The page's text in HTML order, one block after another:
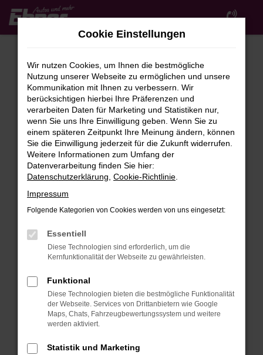
Zum
Hauptinhalt
FEHLER: NETWORK ERROR
Beim Laden ist ein Fehler aufgetreten.
Hier sind ein paar Tipps, die dir helfen können:
Überprüfe deine Firewall und deine
Internetverbindung.
Laden andere Webseiten, zum Beispiel deine
Manche Erweiterungen, wie Werbeblocker,
verhindern. Funktioniert die Seite in einem
anderen Browser oder in einem privaten
Fenster?
Starte dein Gerät neu.
Probleme zu beheben.
Cookie Einstellungen
Wir nutzen Cookies, um Ihnen die bestmögliche
Nutzung unserer Webseite zu ermöglichen und unsere
Kommunikation mit Ihnen zu verbessern. Wir
berücksichtigen hierbei Ihre Präferenzen und
verarbeiten Daten für Marketing und Statistiken nur,
wenn Sie uns Ihre Einwilligung geben. Wenn Sie zu
einem späteren Zeitpunkt Ihre Meinung ändern, können
Sie die Einwilligung jederzeit für die Zukunft widerrufen.
Weitere Informationen zum Umfang der
Datenverarbeitung finden Sie hier:
Datenschutzerklärung Cookie-Richtlinie
Impressum
Folgende Kategorien von Cookies werden von uns eingesetzt:
Essentiell
Diese Technologien sind erforderlich, um die
Kernfunktionalität der Webseite zu gewährleisten.
Funktional
Diese Technologien bieten die bestmögliche Funktionalität
der Webseite. Services von Drittanbietern wie Google
Maps, Chats, Fahrzeugbewertungssystem und weitere
werden aktiviert.
Statistik und Marketing